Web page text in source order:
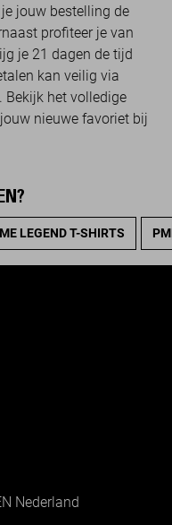
jouw bestelling de
profiteer je van
je 21 dagen de tijd
kan veilig via
Bekijk het volledige
nieuwe favoriet bij
LEGEND T-SHIRTS
Nederland